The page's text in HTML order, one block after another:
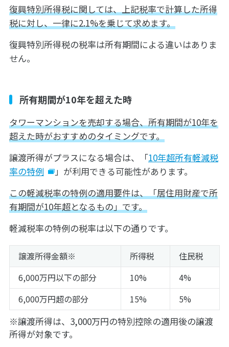
復興特別所得税に関しては、上記税率で計算した所得
税に対し、一律に2.1%を乗じて求めます。
復興特別所得税の税率は所有期間による違いはありま
せん。
所有期間が10年を超えた時
タワーマンションを売却する場合、所有期間が10年を
超えた時がおすすめのタイミングです。
譲渡所得がプラスになる場合は、「10年超所有軽減税
率の特例
」が利用できる可能性があります。
この軽減税率の特例の適用要件は、「居住用財産で所
有期間が10年超となるもの」です。
軽減税率の特例の税率は以下の通りです。
譲渡所得金額※ 所得税
住民税
6,000万円以下の部分
10%
4%
6,000万円超の部分
15% 5%
※譲渡所得は、3,000万円の特別控除の適用後の譲渡
所得が対象です。